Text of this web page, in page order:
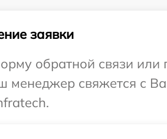
заявки
обратной связи или
менеджер свяжется с